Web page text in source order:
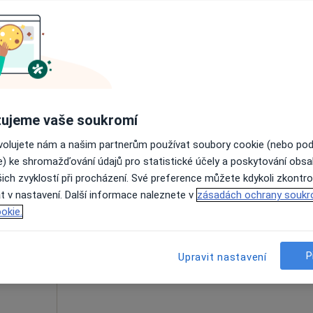
Dnes Zítra Ne
9 Srpen
Po
10
Online rezervace termínu není k
vaše soukromí
nám a našim partnerům používat soubory cookie (nebo
ke shromažďování údajů pro statistické účely a poskytování
zvyklostí při procházení. Své preference můžete kdykoli
v nastavení. Další informace naleznete v zásadách ochrany
Upravit nastavení